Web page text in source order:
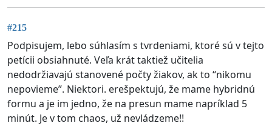
#215
Podpisujem, lebo súhlasím s tvrdeniami, ktoré sú v tejto
petícii obsiahnuté. Veľa krát taktiež učitelia
nedodržiavajú stanovené počty žiakov, ak to “nikomu
nepovieme”. Niektori. erešpektujú, že mame hybridnú
formu a je im jedno, že na presun mame napríklad 5
minút. Je v tom chaos, už nevládzeme!!